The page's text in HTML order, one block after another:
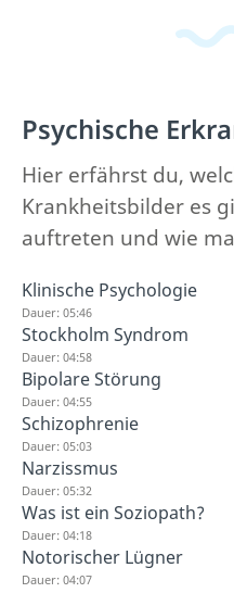
Psychische
Hier erfährst du,
Krankheitsbilder es
auftreten und wie
Klinische Psychologie
Dauer: 05:46
Stockholm Syndrom
Dauer: 04:58
Bipolare Störung
Dauer: 04:55
Schizophrenie
Dauer: 05:03
Narzissmus
Dauer: 05:32
Was ist ein Soziopath?
Dauer: 04:18
Notorischer Lügner
Dauer: 04:07